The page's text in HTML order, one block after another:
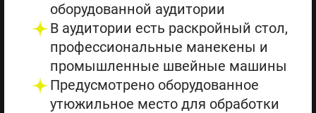
оборудованной аудитории
В аудитории есть раскройный стол,
профессиональные манекены и
промышленные швейные машины
Предусмотрено оборудованное
утюжильное место для обработки